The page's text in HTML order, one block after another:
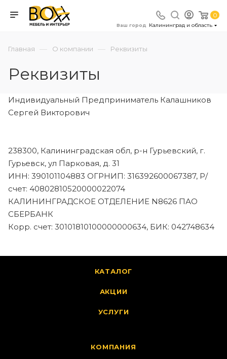
0
Ваш город Калининград и область
Главная — О компании — Реквизиты
Реквизиты
Индивидуальный Предприниматель Калашников
Сергей Викторович
238300, Калининградская обл, р-н Гурьевский, г.
Гурьевск, ул Парковая, д. 31
ИНН: 390101104883 ОГРНИП: 316392600067387, Р/
счет: 40802810520000022074
КАЛИНИНГРАДСКОЕ ОТДЕЛЕНИЕ N8626 ПАО
СБЕРБАНК
Корр. счет: 30101810100000000634, БИК: 042748634
КАТАЛОГ
АКЦИИ
УСЛУГИ
КОМПАНИЯ